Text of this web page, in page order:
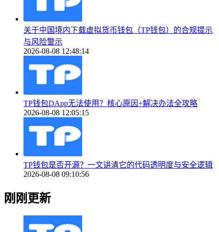
关于中国境内下载虚拟货币钱包（TP钱包）的合规提示
与风险警示
2026-08-08 12:48:14
TP钱包DApp无法使用？核心原因+解决办法全攻略
2026-08-08 12:05:15
TP钱包是否开源？一文讲清它的代码透明度与安全逻辑
2026-08-08 09:10:56
刚刚更新